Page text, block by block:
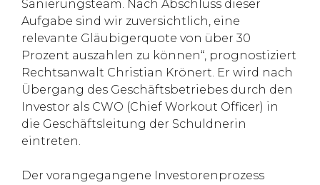
Sanierungsteam. Nach Abschluss dieser
Aufgabe sind wir zuversichtlich, eine
relevante Gläubigerquote von über 30
Prozent auszahlen zu können“, prognostiziert
Rechtsanwalt Christian Krönert. Er wird nach
Übergang des Geschäftsbetriebes durch den
Investor als CWO (Chief Workout Officer) in
die Geschäftsleitung der Schuldnerin
eintreten.
Der vorangegangene Investorenprozess